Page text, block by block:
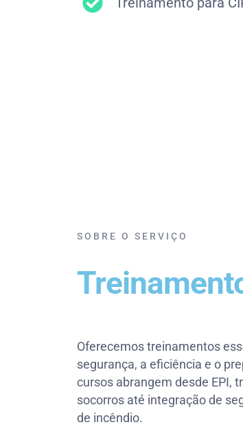
SOBRE O SERVIÇO
Oferecemos treinamentos
segurança, a eficiência e o
cursos abrangem desde EPI,
socorros até integração de
de incêndio.